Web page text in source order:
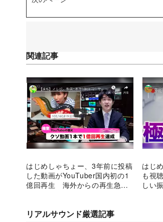
関連記事
はじめしゃちょー、3年前に投稿
した動画がYouTuber国内初の1
億回再生 海外からの再生急増
はじ
も視
しい
リアルサウンド厳選記事